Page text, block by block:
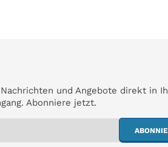
und Angebote direkt in
Abonniere jetzt.